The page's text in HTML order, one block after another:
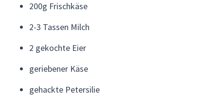
200g Frischkäse
2-3 Tassen Milch
2 gekochte Eier
geriebener Käse
gehackte Petersilie